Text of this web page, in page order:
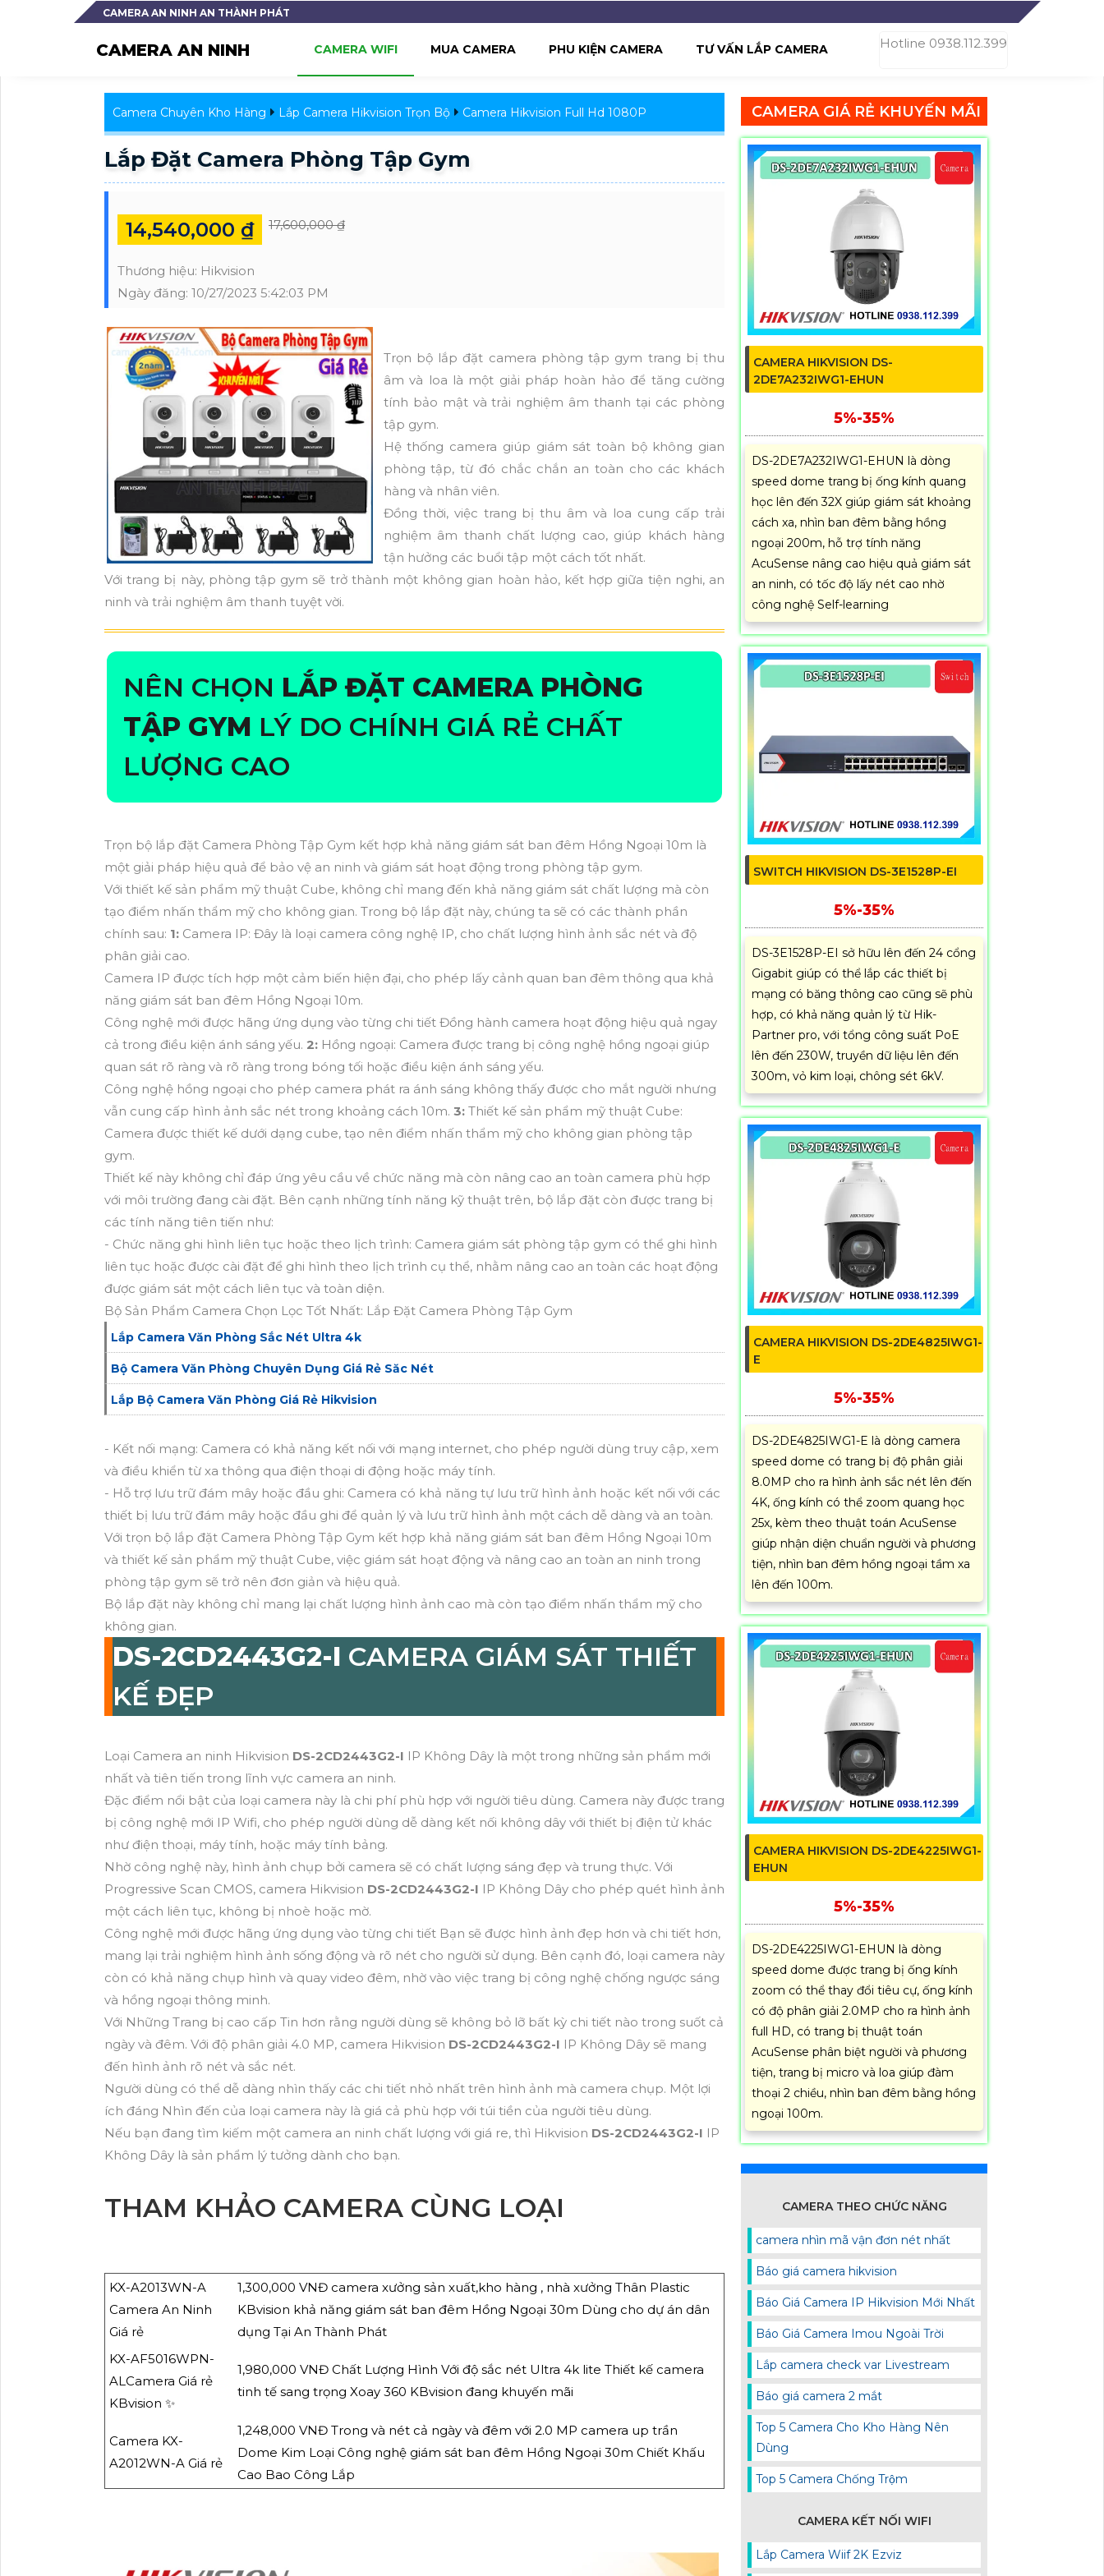
CAMERA AN NINH AN THÀNH PHÁT
CAMERA AN NINH Hotline 0938.112.399
CAMERA WIFI MUA CAMERA PHU KIỆN CAMERA TƯ VẤN LẮP CAMERA
Camera Chuyên Kho Hàng Lắp Camera Hikvision Trọn Bộ Camera Hikvision Full Hd 1080P
Lắp Đặt Camera Phòng Tập Gym
14,540,000 ₫ 17,600,000 ₫
Thương hiệu: Hikvision
Ngày đăng: 10/27/2023 5:42:03 PM
Trọn bộ lắp đặt camera phòng tập gym trang bị thu
âm và loa là một giải pháp hoàn hảo để tăng cường
tính bảo mật và trải nghiệm âm thanh tại các phòng
tập gym.
Hệ thống camera giúp giám sát toàn bộ không gian
phòng tập, từ đó chắc chắn an toàn cho các khách
hàng và nhân viên.
Đồng thời, việc trang bị thu âm và loa cung cấp trải
nghiệm âm thanh chất lượng cao, giúp khách hàng
tận hưởng các buổi tập một cách tốt nhất.
Với trang bị này, phòng tập gym sẽ trở thành một không gian hoàn hảo, kết hợp giữa tiện nghi, an
ninh và trải nghiệm âm thanh tuyệt vời.
NÊN CHỌN LẮP ĐẶT CAMERA PHÒNG
TẬP GYM LÝ DO CHÍNH GIÁ RẺ CHẤT
LƯỢNG CAO
Trọn bộ lắp đặt Camera Phòng Tập Gym kết hợp khả năng giám sát ban đêm Hồng Ngoại 10m là
một giải pháp hiệu quả để bảo vệ an ninh và giám sát hoạt động trong phòng tập gym.
Với thiết kế sản phẩm mỹ thuật Cube, không chỉ mang đến khả năng giám sát chất lượng mà còn
tạo điểm nhấn thẩm mỹ cho không gian. Trong bộ lắp đặt này, chúng ta sẽ có các thành phần
chính sau: 1: Camera IP: Đây là loại camera công nghệ IP, cho chất lượng hình ảnh sắc nét và độ
phân giải cao.
Camera IP được tích hợp một cảm biến hiện đại, cho phép lấy cảnh quan ban đêm thông qua khả
năng giám sát ban đêm Hồng Ngoại 10m.
Công nghệ mới được hãng ứng dụng vào từng chi tiết Đồng hành camera hoạt động hiệu quả ngay
cả trong điều kiện ánh sáng yếu. 2: Hồng ngoại: Camera được trang bị công nghệ hồng ngoại giúp
quan sát rõ ràng và rõ ràng trong bóng tối hoặc điều kiện ánh sáng yếu.
Công nghệ hồng ngoại cho phép camera phát ra ánh sáng không thấy được cho mắt người nhưng
vẫn cung cấp hình ảnh sắc nét trong khoảng cách 10m. 3: Thiết kế sản phẩm mỹ thuật Cube:
Camera được thiết kế dưới dạng cube, tạo nên điểm nhấn thẩm mỹ cho không gian phòng tập
gym.
Thiết kế này không chỉ đáp ứng yêu cầu về chức năng mà còn nâng cao an toàn camera phù hợp
với môi trường đang cài đặt. Bên cạnh những tính năng kỹ thuật trên, bộ lắp đặt còn được trang bị
các tính năng tiên tiến như:
- Chức năng ghi hình liên tục hoặc theo lịch trình: Camera giám sát phòng tập gym có thể ghi hình
liên tục hoặc được cài đặt để ghi hình theo lịch trình cụ thể, nhằm nâng cao an toàn các hoạt động
được giám sát một cách liên tục và toàn diện.
Bộ Sản Phẩm Camera Chọn Lọc Tốt Nhất: Lắp Đặt Camera Phòng Tập Gym
Lắp Camera Văn Phòng Sắc Nét Ultra 4k
Bộ Camera Văn Phòng Chuyên Dụng Giá Rẻ Săc Nét
Lắp Bộ Camera Văn Phòng Giá Rẻ Hikvision
- Kết nối mạng: Camera có khả năng kết nối với mạng internet, cho phép người dùng truy cập, xem
và điều khiển từ xa thông qua điện thoại di động hoặc máy tính.
- Hỗ trợ lưu trữ đám mây hoặc đầu ghi: Camera có khả năng tự lưu trữ hình ảnh hoặc kết nối với các
thiết bị lưu trữ đám mây hoặc đầu ghi để quản lý và lưu trữ hình ảnh một cách dễ dàng và an toàn.
Với trọn bộ lắp đặt Camera Phòng Tập Gym kết hợp khả năng giám sát ban đêm Hồng Ngoại 10m
và thiết kế sản phẩm mỹ thuật Cube, việc giám sát hoạt động và nâng cao an toàn an ninh trong
phòng tập gym sẽ trở nên đơn giản và hiệu quả.
Bộ lắp đặt này không chỉ mang lại chất lượng hình ảnh cao mà còn tạo điểm nhấn thẩm mỹ cho
không gian.
DS-2CD2443G2-I CAMERA GIÁM SÁT THIẾT
KẾ ĐẸP
Loại Camera an ninh Hikvision DS-2CD2443G2-I IP Không Dây là một trong những sản phẩm mới
nhất và tiên tiến trong lĩnh vực camera an ninh.
Đặc điểm nổi bật của loại camera này là chi phí phù hợp với người tiêu dùng. Camera này được trang
bị công nghệ mới IP Wifi, cho phép người dùng dễ dàng kết nối không dây với thiết bị điện tử khác
như điện thoại, máy tính, hoặc máy tính bảng.
Nhờ công nghệ này, hình ảnh chụp bởi camera sẽ có chất lượng sáng đẹp và trung thực. Với
Progressive Scan CMOS, camera Hikvision DS-2CD2443G2-I IP Không Dây cho phép quét hình ảnh
một cách liên tục, không bị nhoè hoặc mờ.
Công nghệ mới được hãng ứng dụng vào từng chi tiết Bạn sẽ được hình ảnh đẹp hơn và chi tiết hơn,
mang lại trải nghiệm hình ảnh sống động và rõ nét cho người sử dụng. Bên cạnh đó, loại camera này
còn có khả năng chụp hình và quay video đêm, nhờ vào việc trang bị công nghệ chống ngược sáng
và hồng ngoại thông minh.
Với Những Trang bị cao cấp Tin hơn rằng người dùng sẽ không bỏ lỡ bất kỳ chi tiết nào trong suốt cả
ngày và đêm. Với độ phân giải 4.0 MP, camera Hikvision DS-2CD2443G2-I IP Không Dây sẽ mang
đến hình ảnh rõ nét và sắc nét.
Người dùng có thể dễ dàng nhìn thấy các chi tiết nhỏ nhất trên hình ảnh mà camera chụp. Một lợi
ích đáng Nhìn đến của loại camera này là giá cả phù hợp với túi tiền của người tiêu dùng.
Nếu bạn đang tìm kiếm một camera an ninh chất lượng với giá re, thì Hikvision DS-2CD2443G2-I IP
Không Dây là sản phẩm lý tưởng dành cho bạn.
THAM KHẢO CAMERA CÙNG LOẠI
KX-A2013WN-A
Camera An Ninh
Giá rẻ
1,300,000 VNĐ camera xưởng sản xuất,kho hàng , nhà xưởng Thân Plastic
KBvision khả năng giám sát ban đêm Hồng Ngoại 30m Dùng cho dự án dân
dụng Tại An Thành Phát
KX-AF5016WPN-
ALCamera Giá rẻ
KBvision ✨
1,980,000 VNĐ Chất Lượng Hình Với độ sắc nét Ultra 4k lite Thiết kế camera
tinh tế sang trọng Xoay 360 KBvision đang khuyến mãi
Camera KX-
A2012WN-A Giá rẻ
1,248,000 VNĐ Trong và nét cả ngày và đêm với 2.0 MP camera up trần
Dome Kim Loại Công nghệ giám sát ban đêm Hồng Ngoại 30m Chiết Khấu
Cao Bao Công Lắp
CAMERA GIÁ RẺ KHUYẾN MÃI
CAMERA HIKVISION DS-
2DE7A232IWG1-EHUN
5%-35%
DS-2DE7A232IWG1-EHUN là dòng
speed dome trang bị ống kính quang
học lên đến 32X giúp giám sát khoảng
cách xa, nhìn ban đêm bằng hồng
ngoại 200m, hỗ trợ tính năng
AcuSense nâng cao hiệu quả giám sát
an ninh, có tốc độ lấy nét cao nhờ
công nghệ Self-learning
SWITCH HIKVISION DS-3E1528P-EI
5%-35%
DS-3E1528P-EI sở hữu lên đến 24 cổng
Gigabit giúp có thể lắp các thiết bị
mạng có băng thông cao cũng sẽ phù
hợp, có khả năng quản lý từ Hik-
Partner pro, với tổng công suất PoE
lên đến 230W, truyền dữ liệu lên đến
300m, vỏ kim loại, chông sét 6kV.
CAMERA HIKVISION DS-2DE4825IWG1-
E
5%-35%
DS-2DE4825IWG1-E là dòng camera
speed dome có trang bị độ phân giải
8.0MP cho ra hình ảnh sắc nét lên đến
4K, ống kính có thể zoom quang học
25x, kèm theo thuật toán AcuSense
giúp nhận diện chuẩn người và phương
tiện, nhìn ban đêm hồng ngoại tầm xa
lên đến 100m.
CAMERA HIKVISION DS-2DE4225IWG1-
EHUN
5%-35%
DS-2DE4225IWG1-EHUN là dòng
speed dome được trang bị ống kính
zoom có thể thay đổi tiêu cự, ống kính
có độ phân giải 2.0MP cho ra hình ảnh
full HD, có trang bị thuật toán
AcuSense phân biệt người và phương
tiện, trang bị micro và loa giúp đàm
thoại 2 chiều, nhìn ban đêm bằng hồng
ngoại 100m.
CAMERA THEO CHỨC NĂNG
camera nhìn mã vận đơn nét nhất
Báo giá camera hikvision
Báo Giá Camera IP Hikvision Mới Nhất
Báo Giá Camera Imou Ngoài Trời
Lắp camera check var Livestream
Báo giá camera 2 mắt
Top 5 Camera Cho Kho Hàng Nên
Dùng
Top 5 Camera Chống Trộm
CAMERA KẾT NỐI WIFI
Lắp Camera Wiif 2K Ezviz